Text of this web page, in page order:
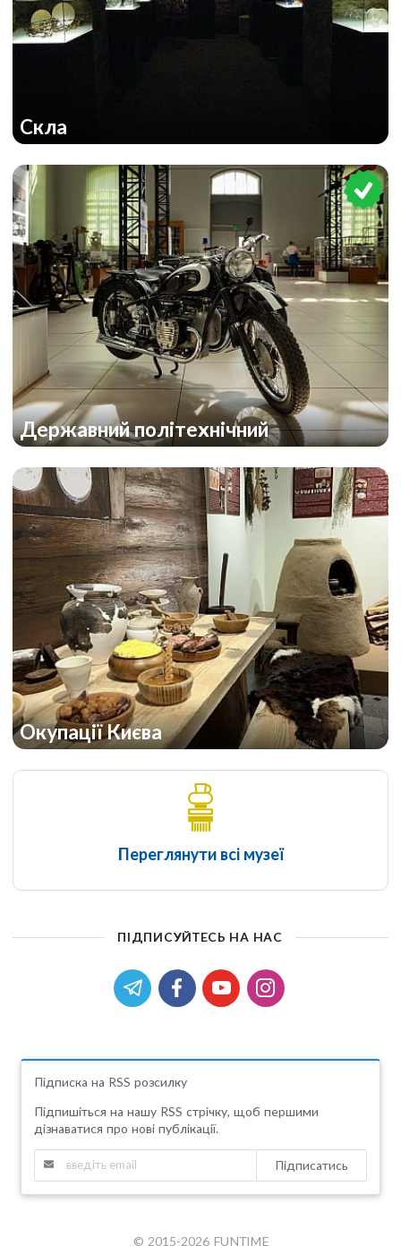
Скла
Державний політехнічний
Окупації Києва
Переглянути всі музеї
ПІДПИСУЙТЕСЬ НА НАС
Підписка на RSS розсилку
Підпишіться на нашу RSS стрічку, щоб першими
дізнаватися про нові публікації.
Підписатись
© 2015-2026 FUNTIME